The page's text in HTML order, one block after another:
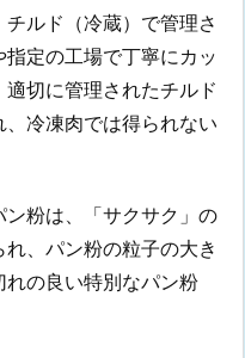
ルド（冷蔵）で管理さ
定の工場で丁寧にカッ
適切に管理されたチルド
冷凍肉では得られない
粉は、「サクサク」の
、パン粉の粒子の大き
の良い特別なパン粉